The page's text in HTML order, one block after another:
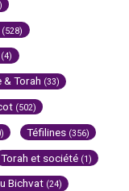
(528)
(4)
& Torah (33)
(502)
Téfilines (356)
Torah et société (1)
Bichvat (24)